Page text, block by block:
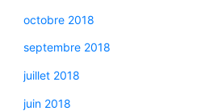
octobre 2018
septembre 2018
juillet 2018
juin 2018